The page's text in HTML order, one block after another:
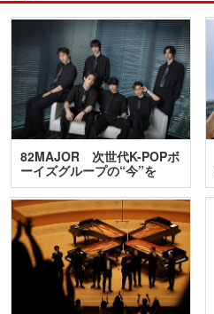
82MAJOR 次世代K-POPボ
ーイズグループの“今”を
訊…